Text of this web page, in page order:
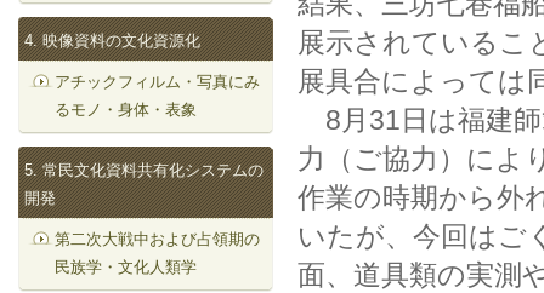
展示されているこ
展具合によって
8月31日は福建師
力（ご協力）によ
作業の時期から外
いたが、今回はご
面、道具類の実測
4. 映像資料の文化資源化
アチックフィルム・写真にみ
るモノ・身体・表象
5. 常民文化資料共有化システムの
開発
第二次大戦中および占領期の
民族学・文化人類学